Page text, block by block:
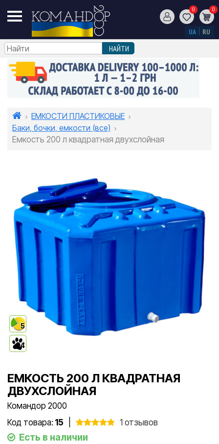
0 0
UA RU
ЕМКОСТИ ПЛАСТИКОВЫЕ
Баки, бочки, емкости (все)
Емкость 200 л квадратная двухслойная
5
4
ЕМКОСТЬ 200 Л КВАДРАТНАЯ
ДВУХСЛОЙНАЯ
Командор 2000
Код товара: 15 1 отзывов
Есть в наличии